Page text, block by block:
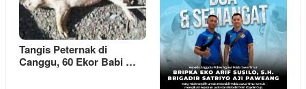
Tangis Peternak di
Canggu, 60 Ekor Babi …